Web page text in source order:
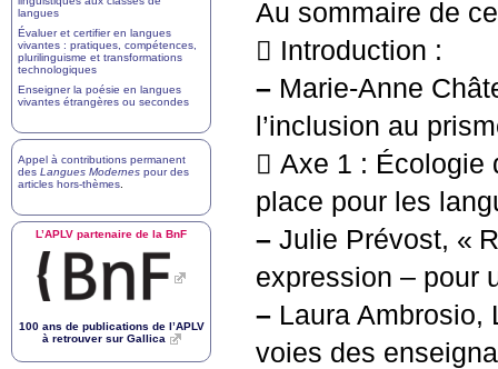
Au sommaire de
 Introduction :
– Marie-Anne
l’inclusion au
 Axe 1 : Écologie
place pour les
– Julie Prévost, «
expression – pour
– Laura Ambrosio,
voies des
langues
Évaluer et certifier en langues
vivantes : pratiques, compétences,
plurilinguisme et transformations
technologiques
Enseigner la poésie en langues
vivantes étrangères ou secondes
Appel à contributions permanent
des Langues Modernes pour des
articles hors-thèmes
L’APLV partenaire de la BnF
100 ans de publications de l’APLV
à retrouver sur Gallica